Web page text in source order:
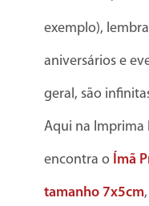
exemplo),
aniversários e
geral, são
Aqui na Imprima
encontra o Ímã
tamanho 7x5cm